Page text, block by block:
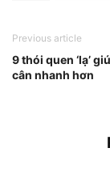
Previous article
9 thói quen ‘lạ’
cân nhanh hơn